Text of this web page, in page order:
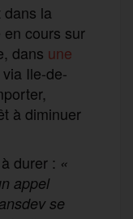
dans la
en cours sur
dans une
via Ile-de-
à diminuer
durer : «
appel
se